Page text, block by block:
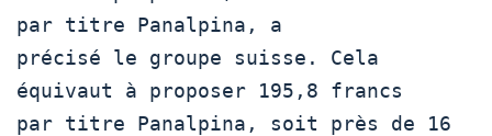
par titre Panalpina, a
précisé le groupe suisse. Cela
équivaut à proposer 195,8 francs
par titre Panalpina, soit près de 16